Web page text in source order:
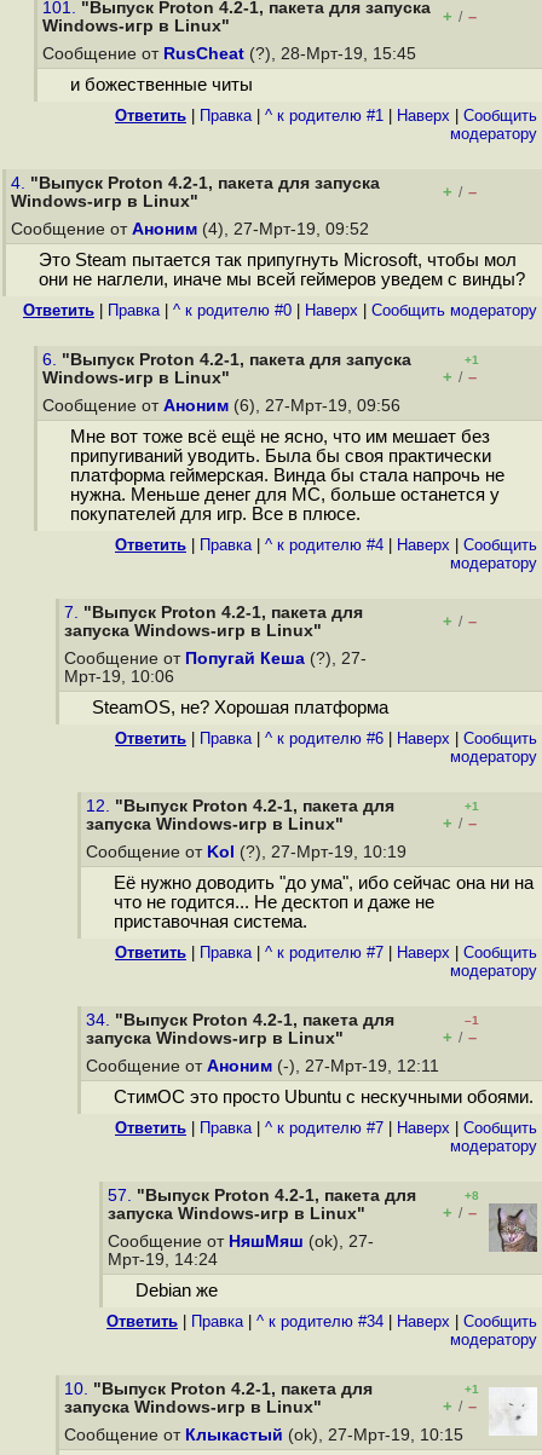
101. "Выпуск Proton 4.2-1, пакета для запуска
Windows-игр в Linux"
+ / –
Сообщение от RusCheat (?), 28-Мрт-19, 15:45
и божественные читы
Ответить Правка| ^ к родителю #1 Наверх
Cообщить
модератору
4. "Выпуск Proton 4.2-1, пакета для запуска
Windows-игр в Linux"
+ / –
Сообщение от Аноним (4), 27-Мрт-19, 09:52
Это Steam пытается так припугнуть Microsoft, чтобы мол
они не наглели, иначе мы всей геймеров уведем с винды?
Ответить Правка| ^ к родителю #0 Наверх Cообщить модератору
6. "Выпуск Proton 4.2-1, пакета для запуска
Windows-игр в Linux"
+1
+ / –
Сообщение от Аноним (6), 27-Мрт-19, 09:56
Мне вот тоже всё ещё не ясно, что им мешает без
припугиваний уводить. Была бы своя практически
платформа геймерская. Винда бы стала напрочь не
нужна. Меньше денег для МС, больше останется у
покупателей для игр. Все в плюсе.
Ответить Правка| ^ к родителю #4 Наверх
Cообщить
модератору
7. "Выпуск Proton 4.2-1, пакета для
запуска Windows-игр в Linux"
+ / –
Сообщение от Попугай Кеша (?), 27-
Мрт-19, 10:06
SteamOS, не? Хорошая платформа
Ответить Правка| ^ к родителю #6 Наверх
Cообщить
модератору
12. "Выпуск Proton 4.2-1, пакета для
запуска Windows-игр в Linux"
+1
+ / –
Сообщение от Kol (?), 27-Мрт-19, 10:19
Её нужно доводить "до ума", ибо сейчас она ни на
что не годится... Не десктоп и даже не
приставочная система.
Ответить Правка| ^ к родителю #7 Наверх
Cообщить
модератору
34. "Выпуск Proton 4.2-1, пакета для
запуска Windows-игр в Linux"
–1
+ / –
Сообщение от Аноним (-), 27-Мрт-19, 12:11
СтимОС это просто Ubuntu с нескучными обоями.
Ответить Правка| ^ к родителю #7 Наверх
Cообщить
модератору
57. "Выпуск Proton 4.2-1, пакета для
запуска Windows-игр в Linux"
+8
+ / –
Сообщение от НяшМяш (ok), 27-
Мрт-19, 14:24
Debian же
Ответить Правка| ^ к родителю #34 Наверх
Cообщить
модератору
10. "Выпуск Proton 4.2-1, пакета для
запуска Windows-игр в Linux"
+1
+ / –
Сообщение от Клыкастый (ok), 27-Мрт-19, 10:15